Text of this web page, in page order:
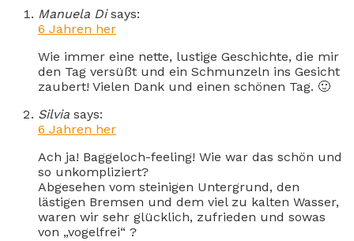
Manuela Di says:
6 Jahren her
Wie immer eine nette, lustige Geschichte, die mir
den Tag versüßt und ein Schmunzeln ins Gesicht
zaubert! Vielen Dank und einen schönen Tag. 🙂
Silvia says:
6 Jahren her
Ach ja! Baggeloch-feeling! Wie war das schön und
so unkompliziert?
Abgesehen vom steinigen Untergrund, den
lästigen Bremsen und dem viel zu kalten Wasser,
waren wir sehr glücklich, zufrieden und sowas
von „vogelfrei“ ?